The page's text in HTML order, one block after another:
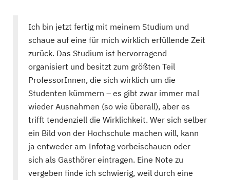
Ich bin jetzt fertig mit meinem Studium und
schaue auf eine für mich wirklich erfüllende Zeit
zurück. Das Studium ist hervorragend
organisiert und besitzt zum größten Teil
ProfessorInnen, die sich wirklich um die
Studenten kümmern – es gibt zwar immer mal
wieder Ausnahmen (so wie überall), aber es
trifft tendenziell die Wirklichkeit. Wer sich selber
ein Bild von der Hochschule machen will, kann
ja entweder am Infotag vorbeischauen oder
sich als Gasthörer eintragen. Eine Note zu
vergeben finde ich schwierig, weil durch eine